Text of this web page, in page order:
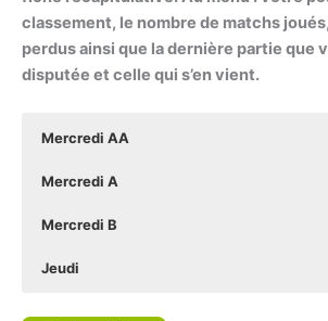
classement, le nombre de matchs
perdus ainsi que la dernière partie que
disputée et celle qui s’en vient.
Mercredi AA
Mercredi A
Mercredi B
Jeudi